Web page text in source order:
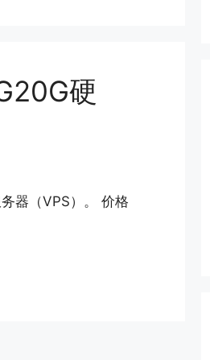
硬
器（VPS）。 价格